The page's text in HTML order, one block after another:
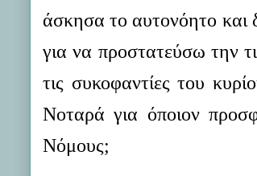
άσκησα το αυτονόητο και
για να προστατεύσω την
τις συκοφαντίες του
Νοταρά για όποιον
Νόμους;